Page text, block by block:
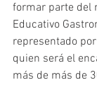
formar parte del
Educativo
representado
quien será el
más de más de